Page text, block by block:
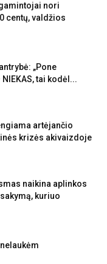
nori
centų, valdžios
„Pone
tai kodėl...
artėjančio
krizės akivaizdoje
naikina aplinkos
kuriuo